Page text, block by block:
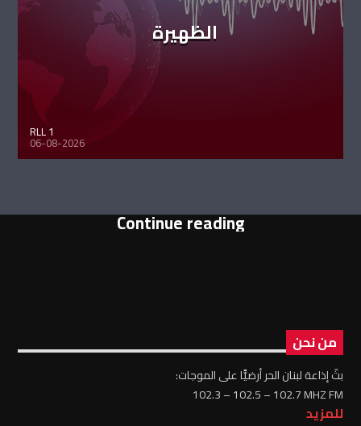
الظهيرة
RLL 1
06-08-2026
Continue reading
من نحن
بثّ إذاعة لبنان الحر أرضيًّا على الموجات:
102.3 – 102.5 – 102.7 MHZ FM
للمزيد